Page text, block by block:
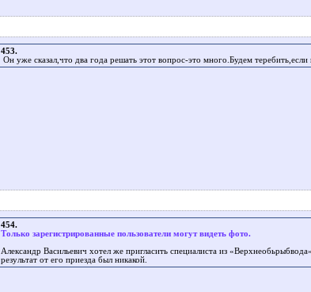
453.
Он уже сказал,что два года решать этот вопрос-это много.Будем
454.
Только зарегистрированные пользователи могут видеть фото.
Александр Васильевич хотел же пригласить специалиста из
результат от его приезда был никакой.